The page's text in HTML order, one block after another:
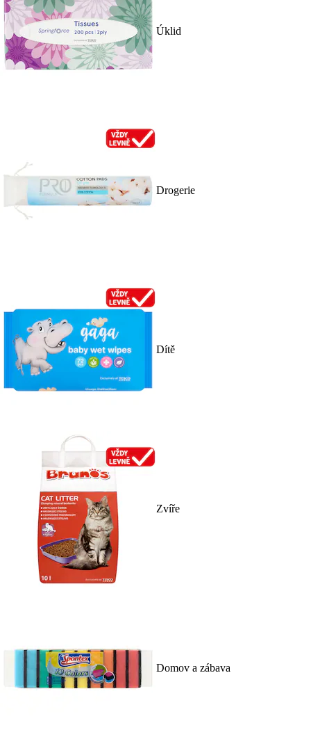
Úklid
Drogerie
Dítě
Zvíře
Domov a zábava